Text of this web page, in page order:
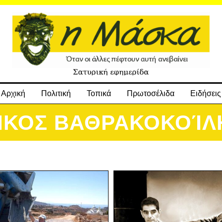
Αρχική Πολιτική Τοπικά Πρωτοσέλιδα Ειδήσεις